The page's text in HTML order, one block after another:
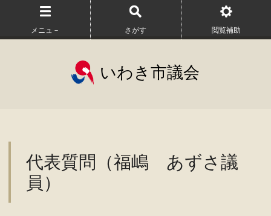
メニュ－ さがす 閲覧補助
いわき市議会
代表質問（福嶋 あずさ議
員）